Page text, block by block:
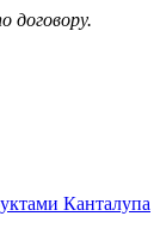
договору.